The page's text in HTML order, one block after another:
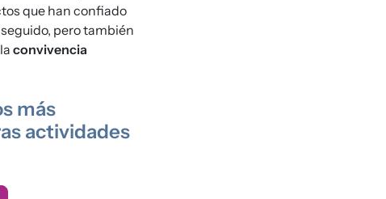
que han confiado
pero también
convivencia
más
actividades